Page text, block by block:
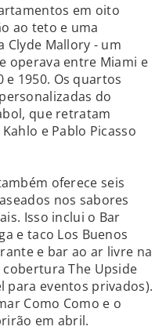
em oito
ao teto e uma
Clyde Mallory - um
operava entre Miami e
e 1950. Os quartos
do
que retratam
e Pablo Picasso
oferece seis
nos sabores
Isso inclui o Bar
e taco Los Buenos
e bar ao ar livre na
The Upside
para eventos privados).
Como Como e o
em abril.